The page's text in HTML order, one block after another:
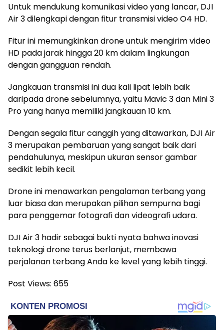
Untuk mendukung komunikasi video yang lancar, DJI
Air 3 dilengkapi dengan fitur transmisi video O4 HD.
Fitur ini memungkinkan drone untuk mengirim video
HD pada jarak hingga 20 km dalam lingkungan
dengan gangguan rendah.
Jangkauan transmisi ini dua kali lipat lebih baik
daripada drone sebelumnya, yaitu Mavic 3 dan Mini 3
Pro yang hanya memiliki jangkauan 10 km.
Dengan segala fitur canggih yang ditawarkan, DJI Air
3 merupakan pembaruan yang sangat baik dari
pendahulunya, meskipun ukuran sensor gambar
sedikit lebih kecil.
Drone ini menawarkan pengalaman terbang yang
luar biasa dan merupakan pilihan sempurna bagi
para penggemar fotografi dan videografi udara.
DJI Air 3 hadir sebagai bukti nyata bahwa inovasi
teknologi drone terus berlanjut, membawa
perjalanan terbang Anda ke level yang lebih tinggi.
Post Views: 655